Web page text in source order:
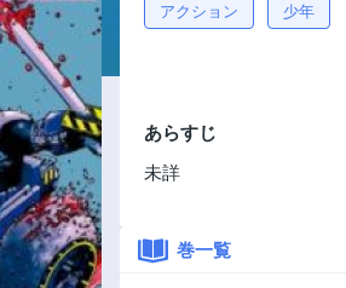
アクション 少年
あらすじ
未詳
巻一覧